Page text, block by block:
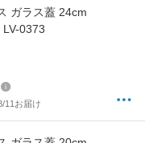
ガラス蓋 24cm
0373
11お届け